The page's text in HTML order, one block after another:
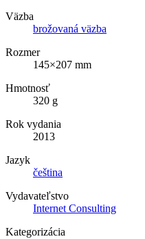
Väzba
brožovaná väzba
Rozmer
145×207 mm
Hmotnosť
320 g
Rok vydania
2013
Jazyk
čeština
Vydavateľstvo
Internet Consulting
Kategorizácia